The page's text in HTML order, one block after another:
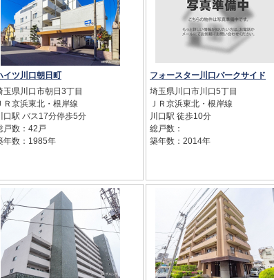
イツ川口朝日町
玉県川口市朝日3丁目
Ｒ京浜東北・根岸線
口駅 バス17分停歩5分
戸数：42戸
年数：1985年
フォースター川口パークサイド
埼玉県川口市川口5丁目
ＪＲ京浜東北・根岸線
川口駅 徒歩10分
総戸数：
築年数：2014年